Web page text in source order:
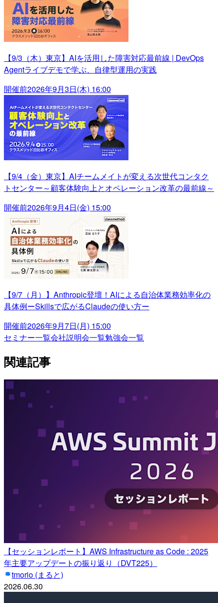
【9/3（木）東京】AIを活用した障害対応最前線 | DevOps
Agentライブデモで学ぶ、自律型運用の実践
開催前2026年9月3日(木) 16:00
【9/4（金）東京】AIチームメイトが変える次世代コンタク
トセンター～顧客体験向上とオペレーション改革の最前線～
開催前2026年9月4日(金) 15:00
【9/7（月）】Anthropic登壇！AIによる自治体業務効率化の
具体例ーSkillsで広がるClaudeの使い方ー
開催前2026年9月7日(月) 15:00
セミナー一覧会社説明会一覧勉強会一覧
関連記事
【セッションレポート】AWS Infrastructure as Code : 2025
年主要アップデートの振り返り（DVT225）
tmorio (まると)
2026.06.30